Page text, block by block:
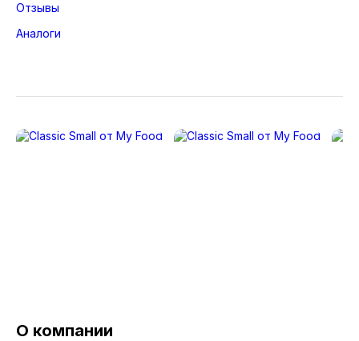
Отзывы
Аналоги
О компании